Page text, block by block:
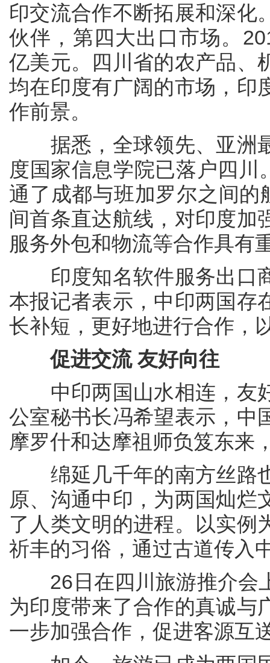
印交流合作不断拓展和深化
伙伴，第四大出口市场。
亿美元。四川省的农产品、
均在印度有广阔的市场，印
作前景。
据悉，全球领先、亚洲
度国家信息学院已落户四
通了成都与班加罗尔之间的
间首条直达航线，对印度加
服务外包和物流等合作具有
印度知名软件服务出口
本报记者表示，中印两国存
长补短，更好地进行合作，
促进交流 友好向往
中印两国山水相连，友
公室秘书长冯希望表示，中
摩罗什和达摩祖师负笈东来
绵延几千年的南方丝路
原、沟通中印，为两国灿烂
了人类文明的进程。以实例
祈丰的习俗，通过古道传入
26日在四川旅游推介会
为印度带来了合作的真诚与
一步加强合作，促进客源互